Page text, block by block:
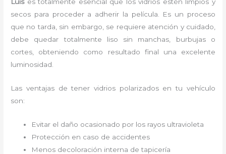
secos para proceder a adherir la película. Es un proceso
que no tarda, sin embargo, se requiere atención y cuidado,
debe quedar totalmente liso sin manchas, burbujas o
cortes, obteniendo como resultado final una excelente
luminosidad.
Las ventajas de tener vidrios polarizados en tu vehículo
son:
Evitar el daño ocasionado por los rayos ultravioleta
Protección en caso de accidentes
Menos decoloración interna de tapicería